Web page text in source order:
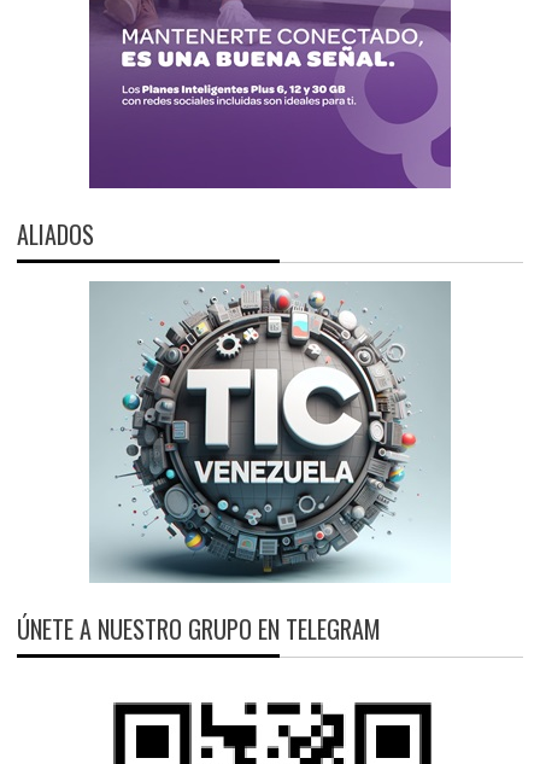
ALIADOS
ÚNETE A NUESTRO GRUPO EN TELEGRAM